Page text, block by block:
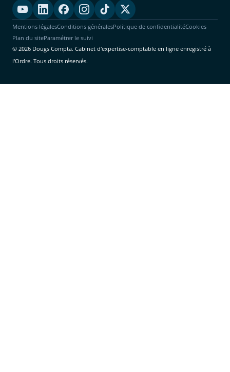
Mentions légalesConditions généralesPolitique de confidentialitéCookies
Plan du siteParamétrer le suivi
© 2026 Dougs Compta. Cabinet d'expertise-comptable en ligne enregistré à
l'Ordre. Tous droits réservés.